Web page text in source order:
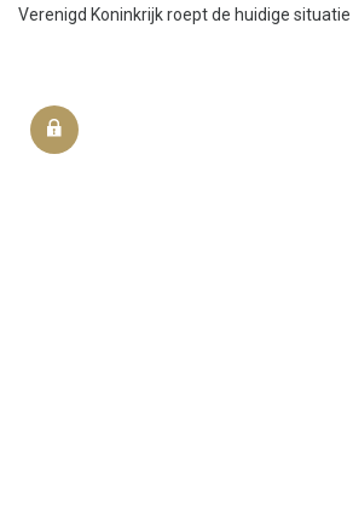
Verenigd Koninkrijk roept de huidige situatie